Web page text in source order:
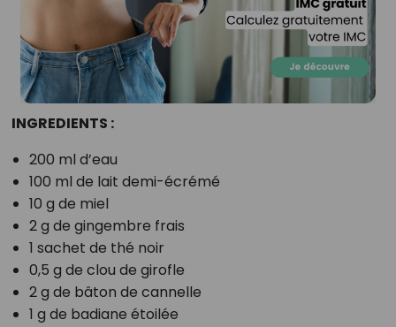
INGREDIENTS :
200 ml d’eau
100 ml de lait demi-écrémé
10 g de miel
2 g de gingembre frais
1 sachet de thé noir
0,5 g de clou de girofle
2 g de bâton de cannelle
1 g de badiane étoilée